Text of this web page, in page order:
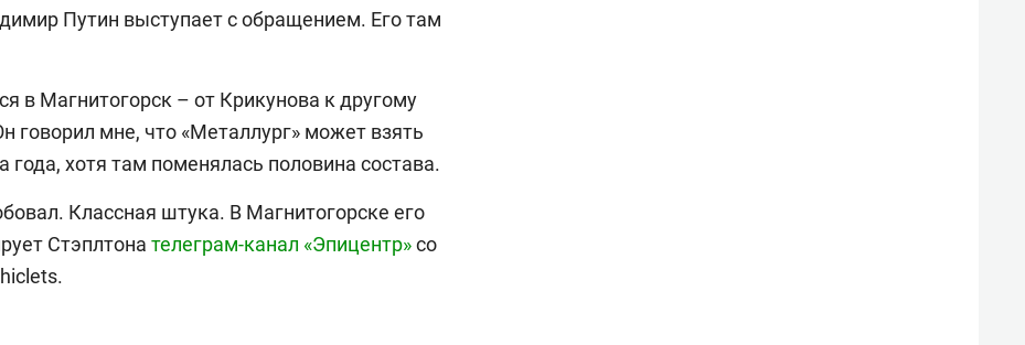
Путин выступает с обращением. Его там
в Магнитогорск – от Крикунова к другому
говорил мне, что «Металлург» может взять
года, хотя там поменялась половина состава.
Классная штука. В Магнитогорске его
Стэплтона телеграм-канал «Эпицентр»со